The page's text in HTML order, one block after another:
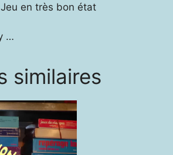
en très bon état
…
similaires